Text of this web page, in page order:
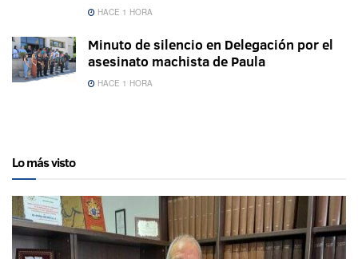
HACE 1 HORA
Minuto de silencio en Delegación por el
asesinato machista de Paula
HACE 1 HORA
Lo más visto